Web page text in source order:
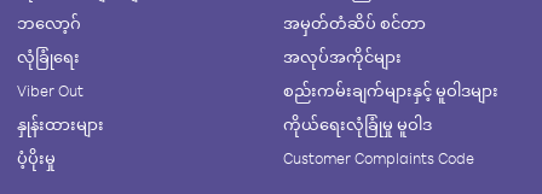
ဘလော့ဂ်
လုံခြုံရေး
Viber Out
နှုန်းထားများ
ပံ့ပိုးမှု
အမှတ်တံဆိပ် စင်တာ
အလုပ်အကိုင်များ
စည်းကမ်းချက်များနှင့် မူဝါဒများ
ကိုယ်ရေးလုံခြုံမှု မူဝါဒ
Customer Complaints Code